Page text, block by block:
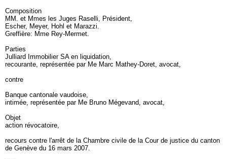
Composition
MM. et Mmes les Juges Raselli, Président,
Escher, Meyer, Hohl et Marazzi.
Greffière: Mme Rey-Mermet.
Parties
Julliard Immobilier SA en liquidation,
recourante, représentée par Me Marc Mathey-Doret, avocat,
contre
Banque cantonale vaudoise,
intimée, représentée par Me Bruno Mégevand, avocat,
Objet
action révocatoire,
recours contre l'arrêt de la Chambre civile de la Cour de justice du canton
de Genève du 16 mars 2007.